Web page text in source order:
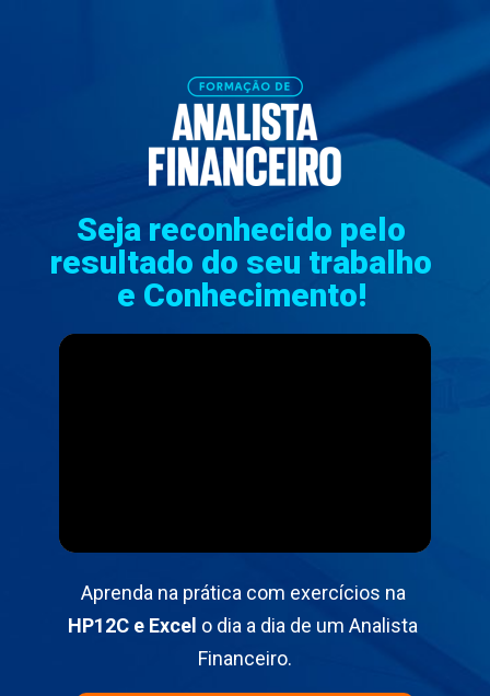
HP12C e Excel o dia a dia de um Analista
Financeiro.
Seja reconhecido pelo
resultado do seu trabalho
e Conhecimento!